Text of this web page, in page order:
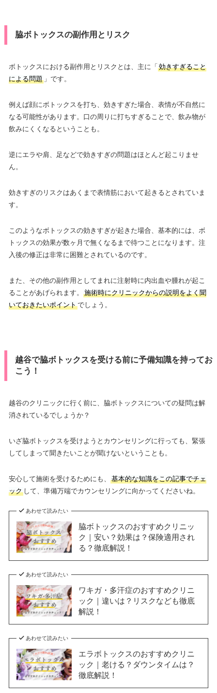
脇ボトックスの副作用とリスク
ボトックスにおける副作用とリスクとは、主に「 効きすぎること
による問題」です。
例えば顔にボトックスを打ち、効きすぎた場合、表情が不自然に
なる可能性があります。口の周りに打ちすぎることで、飲み物が
飲みにくくなるということも。
逆にエラや肩、足などで効きすぎの問題はほとんど起こりませ
ん。
効きすぎのリスクはあくまで表情筋において起きるとされていま
す。
このようなボトックスの効きすぎが起きた場合、基本的には、ボ
トックスの効果が数ヶ月で無くなるまで待つことになります。注
入後の修正は非常に困難とされているのです。
また、その他の副作用としてまれに注射時に内出血や腫れが起こ
ることがあげられます。
施術時にクリニックからの説明をよく聞
いておきたいポイントでしょう。
越谷で脇ボトックスを受ける前に予備知識を持ってお
こう！
越谷のクリニックに行く前に、脇ボトックスについての疑問は解
消されているでしょうか？
いざ脇ボトックスを受けようとカウンセリングに行っても、緊張
してしまって聞きたいことが聞けないということも。
安心して施術を受けるためにも、
基本的な知識をこの記事でチェ
ックして、準備万端でカウンセリングに向かってくださいね。
あわせて読みたい
脇ボトックスのおすすめクリニッ
ク｜安い？効果は？保険適用され
る？徹底解説！
あわせて読みたい
ワキガ・多汗症のおすすめクリニ
ック｜違いは？リスクなども徹底
解説！
あわせて読みたい
エラボトックスのおすすめクリニ
ック｜老ける？ダウンタイムは？
徹底解説！